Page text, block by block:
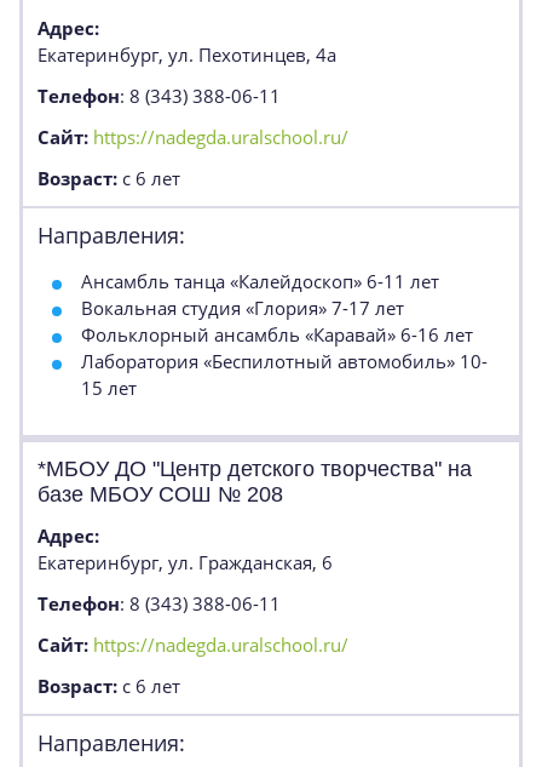
Адрес:
Екатеринбург, ул. Пехотинцев, 4а
Телефон: 8 (343) 388-06-11
Сайт: https://nadegda.uralschool.ru/
Возраст: с 6 лет
Направления:
Ансамбль танца «Калейдоскоп» 6-11 лет
Вокальная студия «Глория» 7-17 лет
Фольклорный ансамбль «Каравай» 6-16 лет
Лаборатория «Беспилотный автомобиль» 10-
15 лет
*МБОУ ДО "Центр детского творчества" на
базе МБОУ СОШ № 208
Адрес:
Екатеринбург, ул. Гражданская, 6
Телефон: 8 (343) 388-06-11
Сайт: https://nadegda.uralschool.ru/
Возраст: с 6 лет
Направления: